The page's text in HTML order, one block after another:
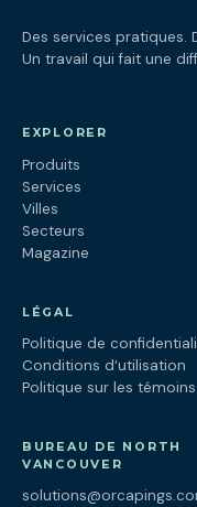
Des services pratiques.
Un travail qui fait une
EXPLORER
Produits
Services
Villes
Secteurs
Magazine
LÉGAL
Politique de
Conditions d’utilisation
Politique sur les témoins
BUREAU DE NORTH
VANCOUVER